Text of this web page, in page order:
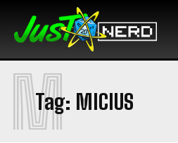
Tag: MICIUS
M